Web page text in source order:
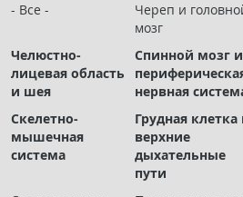
Чат RADIOMED
ОБРАЗОВАНИЕ
Интерактивные задания
- Все -
Череп и
мозг
Челюстно-
лицевая область
и шея
Спинной мозг и
нервная
Скелетно-
мышечная
система
Грудная клетка
верхние
дыхательные
пути